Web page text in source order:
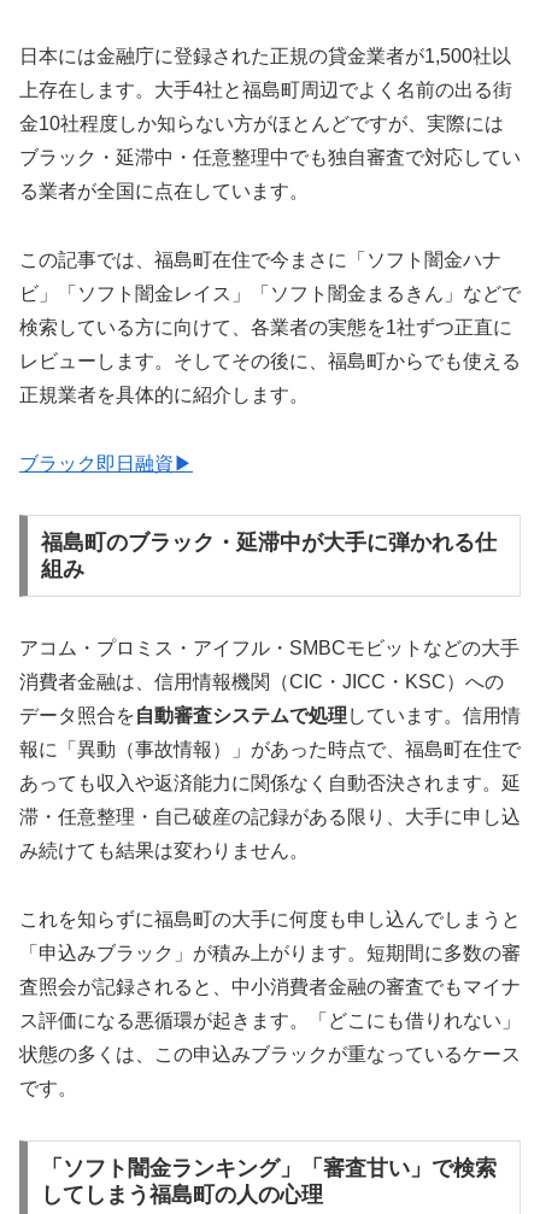
日本には金融庁に登録された正規の貸金業者が1,500社以
上存在します。大手4社と福島町周辺でよく名前の出る街
金10社程度しか知らない方がほとんどですが、実際には
ブラック・延滞中・任意整理中でも独自審査で対応してい
る業者が全国に点在しています。
この記事では、福島町在住で今まさに「ソフト闇金ハナ
ビ」「ソフト闇金レイス」「ソフト闇金まるきん」などで
検索している方に向けて、各業者の実態を1社ずつ正直に
レビューします。そしてその後に、福島町からでも使える
正規業者を具体的に紹介します。
ブラック即日融資▶
福島町のブラック・延滞中が大手に弾かれる仕
組み
アコム・プロミス・アイフル・SMBCモビットなどの大手
消費者金融は、信用情報機関（CIC・JICC・KSC）への
データ照合を自動審査システムで処理 しています。信用情
報に「異動（事故情報）」があった時点で、福島町在住で
あっても収入や返済能力に関係なく自動否決されます。延
滞・任意整理・自己破産の記録がある限り、大手に申し込
み続けても結果は変わりません。
これを知らずに福島町の大手に何度も申し込んでしまうと
「申込みブラック」が積み上がります。短期間に多数の審
査照会が記録されると、中小消費者金融の審査でもマイナ
ス評価になる悪循環が起きます。「どこにも借りれない」
状態の多くは、この申込みブラックが重なっているケース
です。
「ソフト闇金ランキング」「審査甘い」で検索
してしまう福島町の人の心理